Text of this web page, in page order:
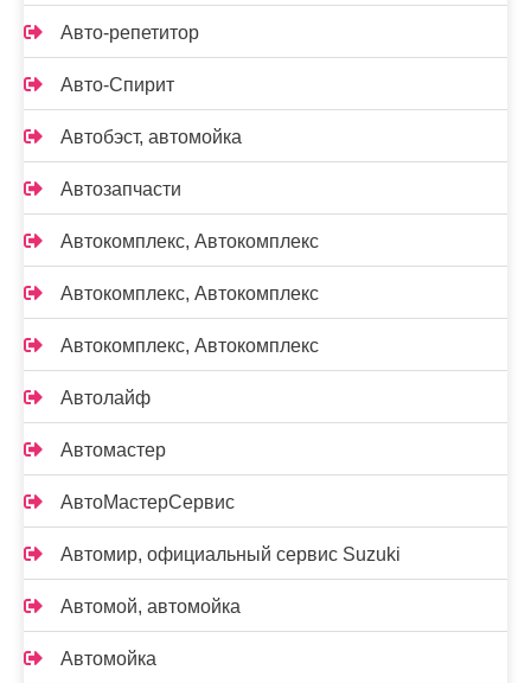
Авто-репетитор
Авто-Спирит
Автобэст, автомойка
Автозапчасти
Автокомплекс, Автокомплекс
Автокомплекс, Автокомплекс
Автокомплекс, Автокомплекс
Автолайф
Автомастер
АвтоМастерСервис
Автомир, официальный сервис Suzuki
Автомой, автомойка
Автомойка